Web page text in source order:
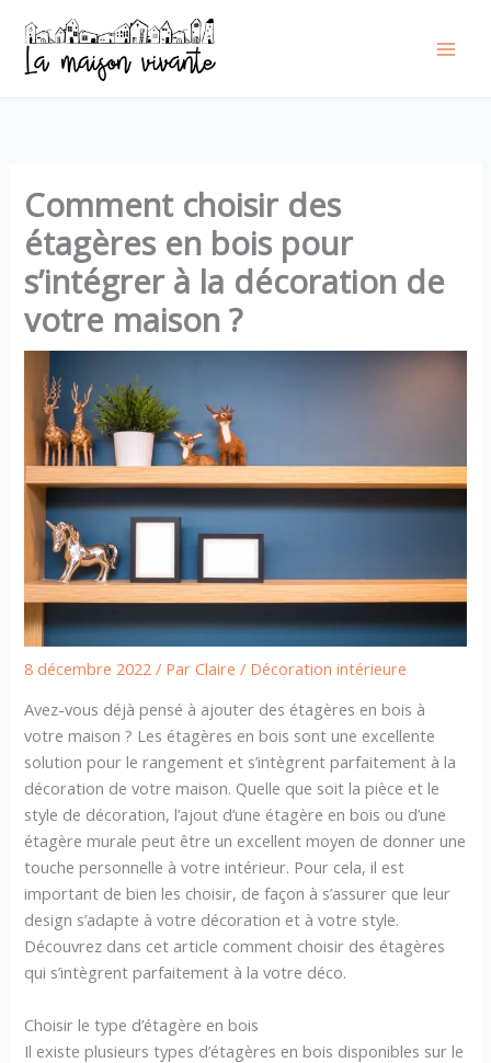
contenu
Comment choisir des
étagères en bois pour
s’intégrer à la décoration de
votre maison ?
8 décembre 2022/ ParClaire/ Décoration intérieure
Avez-vous déjà pensé à ajouter des étagères en bois à
votre maison ? Les étagères en bois sont une excellente
solution pour le rangement et s’intègrent parfaitement à la
décoration de votre maison. Quelle que soit la pièce et le
style de décoration, l’ajout d’une étagère en bois ou d’une
étagère murale peut être un excellent moyen de donner une
touche personnelle à votre intérieur. Pour cela, il est
important de bien les choisir, de façon à s’assurer que leur
design s’adapte à votre décoration et à votre style.
Découvrez dans cet article comment choisir des étagères
qui s’intègrent parfaitement à la votre déco.
Choisir le type d’étagère en bois
Il existe plusieurs types d’étagères en bois disponibles sur le